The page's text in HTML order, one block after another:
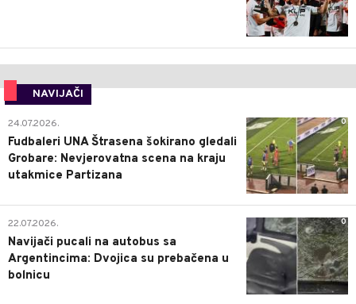
NAVIJAČI
0
24.07.2026.
Fudbaleri UNA Štrasena šokirano gledali
Grobare: Nevjerovatna scena na kraju
utakmice Partizana
0
22.07.2026.
Navijači pucali na autobus sa
Argentincima: Dvojica su prebačena u
bolnicu